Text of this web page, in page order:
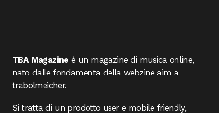
TBA Magazine è un magazine di musica online,
nato dalle fondamenta della webzine aim a
trabolmeicher.
Si tratta di un prodotto user e mobile friendly,